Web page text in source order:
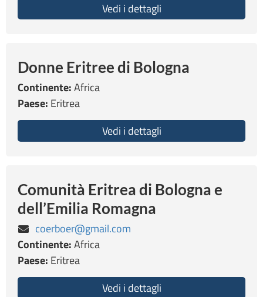
Vedi i dettagli
Donne Eritree di Bologna
Continente:Africa
Paese: Eritrea
Vedi i dettagli
Comunità Eritrea di Bologna e
dell’Emilia Romagna
coerboer@gmail.com
Continente:Africa
Paese: Eritrea
Vedi i dettagli